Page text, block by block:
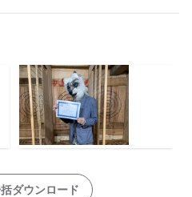
ダウンロード